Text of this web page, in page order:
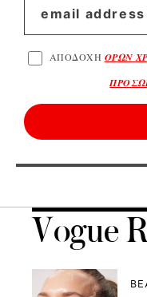
ΑΠΟΔΟΧΗ ΟΡΩΝ
Vogue